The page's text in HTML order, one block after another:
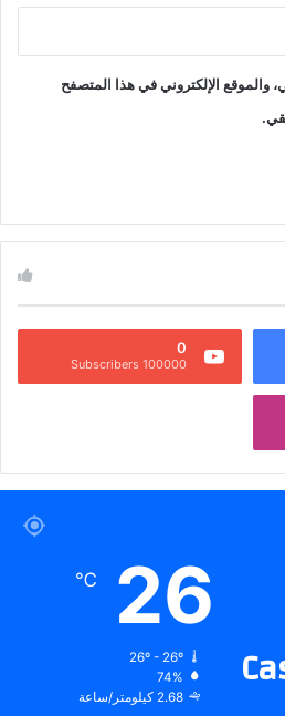
والموقع الإلكتروني في هذا المتصفح
0
100000 Subscribers
26
℃
26º - 26º
74%
2.68 كيلومتر/ساعة